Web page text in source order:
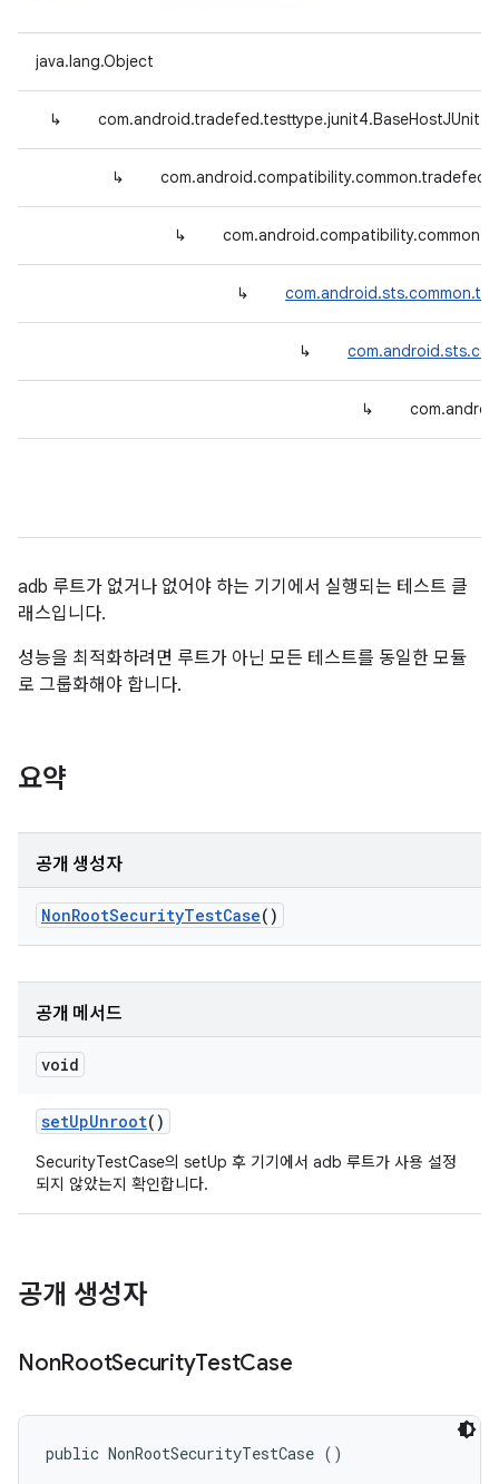
java.lang.Object
↳
↳
↳
↳
↳
↳
adb 루트가 없거나 없어야 하는 기기에서 실행되는 테스트 클
래스입니다.
성능을 최적화하려면 루트가 아닌 모든 테스트를 동일한 모듈
로 그룹화해야 합니다.
요약
공개 생성자
NonRootSecurityTestCase()
공개 메서드
void
setUpUnroot()
SecurityTestCase의 setUp 후 기기에서 adb 루트가 사용 설정
되지 않았는지 확인합니다.
공개 생성자
NonRootSecurityTestCase
public NonRootSecurityTestCase ()